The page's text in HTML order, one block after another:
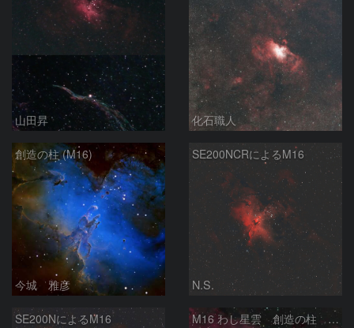
山田昇 化石職人
創造の柱 (M16)
今城 雅彦
SE200NCRによるM16
N.S.
SE200NによるM16 M16 わし星雲 創造の柱 へび座